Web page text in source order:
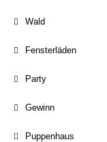
Wald
Fensterläden
Party
Gewinn
Puppenhaus